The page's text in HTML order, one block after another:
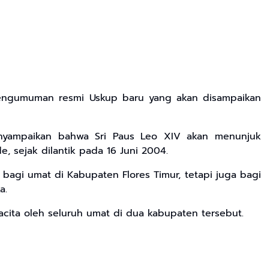
resmi Uskup baru yang akan disampaikan
bahwa Sri Paus Leo XIV akan menunjuk
sejak dilantik pada 16 Juni 2004.
umat di Kabupaten Flores Timur, tetapi juga bagi
oleh seluruh umat di dua kabupaten tersebut.